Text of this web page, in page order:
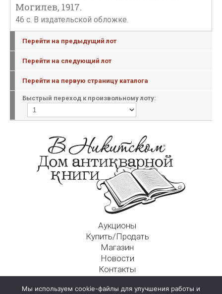
Могилев, 1917.
46 с. В издательской обложке.
Перейти на предыдущий лот
Перейти на следующий лот
Перейти на первую страницу каталога
Быстрый переход к произвольному лоту:
Аукционы
Купить/Продать
Магазин
Новости
Контакты
Мы используем cookie-файлы для улучшения работы и